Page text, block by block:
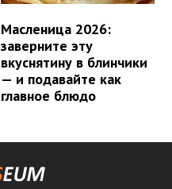
Масленица 2026:
заверните эту
вкуснятину в блинчики
— и подавайте как
главное блюдо